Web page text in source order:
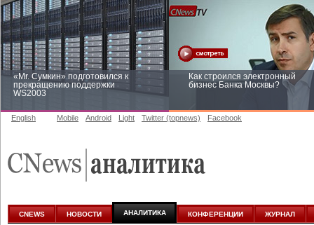
«Mr. Сумкин» подготовился к
прекращению поддержки
WS2003
Как строился электронный
бизнес Банка Москвы?
аналитике
English Mobile Android Light Twitter (topnews) Facebook
CNEWS НОВОСТИ АНАЛИТИКА КОНФЕРЕНЦИИ ЖУРНАЛ